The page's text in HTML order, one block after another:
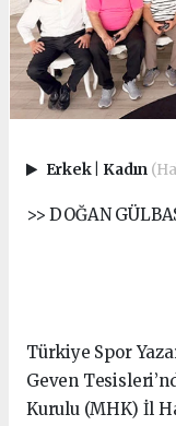
Erkek Kadın
>> DOĞAN
Türkiye Spor
Geven
Kurulu (MHK) İl